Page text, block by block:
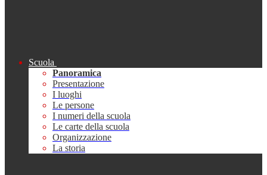
Scuola
Panoramica
Presentazione
I luoghi
Le persone
I numeri della scuola
Le carte della scuola
Organizzazione
La storia